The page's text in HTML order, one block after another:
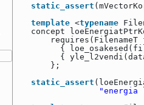
static_assert
template <typename
concept
{
{
};
static_assert
"energia